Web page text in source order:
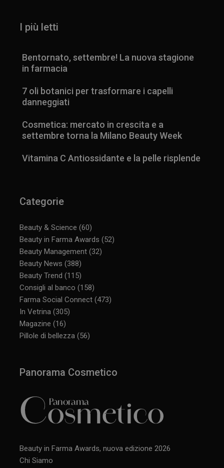
I più letti
Bentornato, settembre! La nuova stagione
in farmacia
7 oli botanici per trasformare i capelli
danneggiati
Cosmetica: mercato in crescita e a
settembre torna la Milano Beauty Week
Vitamina C Antiossidante e la pelle risplende
Categorie
Beauty & Science (60)
Beauty in Farma Awards (52)
Beauty Management (32)
Beauty News (388)
Beauty Trend (115)
Consigli al banco (158)
Farma Social Connect (473)
In Vetrina (305)
Magazine (16)
Pillole di bellezza (56)
Panorama Cosmetico
Beauty in Farma Awards, nuova edizione 2026
Chi Siamo